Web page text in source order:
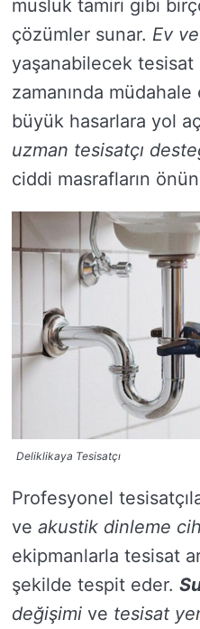
musluk tamiri gibi
çözümler sunar. Ev
yaşanabilecek tesisat
zamanında
büyük hasarlara yol
uzman tesisatçı
ciddi masrafların
Deliklikaya Tesisatçı
Profesyonel
ve akustik dinleme
ekipmanlarla tesisat
şekilde tespit eder.
değişimi ve tesisat